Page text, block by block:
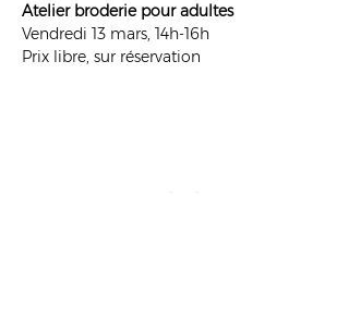
Atelier broderie pour adultes
Vendredi 13 mars, 14h-16h
Prix libre, sur réservation
Partager cet événement